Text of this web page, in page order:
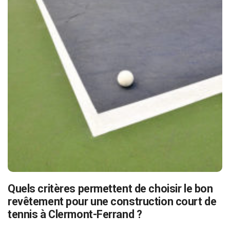
Quels critères permettent de choisir le bon
revêtement pour une construction court de
tennis à Clermont-Ferrand ?